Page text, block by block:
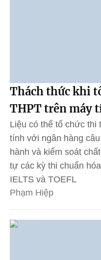
Thách thức khi
THPT trên máy
Liệu có thể tổ chức thi
tính với ngân hàng
hành và kiểm soát
tự các kỳ thi chuẩn
IELTS và TOEFL
Phạm Hiệp